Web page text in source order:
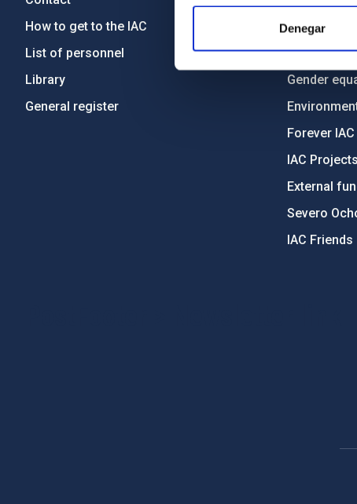
Denegar
How to get to the IAC
List of personnel
Library
General register
Code of
Gender
Forever IAC
IAC Projects
External
Severo
IAC Friends